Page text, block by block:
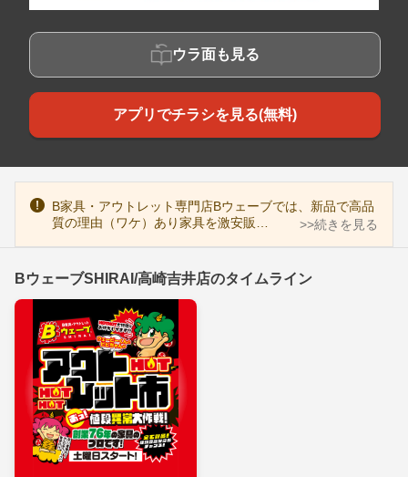
ウラ面も見る
アプリでチラシを見る(無料)
B家具・アウトレット専門店Bウェーブでは、新品で高品
質の理由（ワケ）あり家具を激安販…
>>続きを見る
BウェーブSHIRAI/高崎吉井店のタイムライン